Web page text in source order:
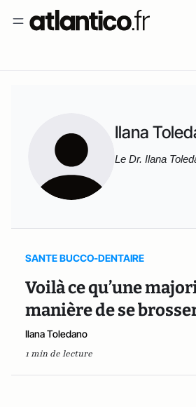
Ilana
Le Dr. Ilana
SANTE BUCCO-DENTAIRE
Voilà ce qu’une
manière de se
Ilana Toledano
1 min de lecture